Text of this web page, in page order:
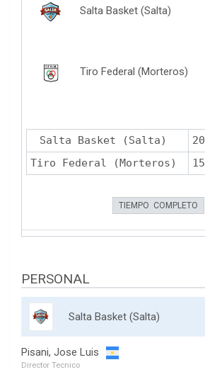
Salta Basket (Salta)
Tiro Federal (Morteros)
Salta Basket (Salta) 20
Tiro Federal (Morteros)
15
TIEMPO COMPLETO
PERSONAL
Salta Basket (Salta)
Pisani, Jose Luis
Director Tecnico